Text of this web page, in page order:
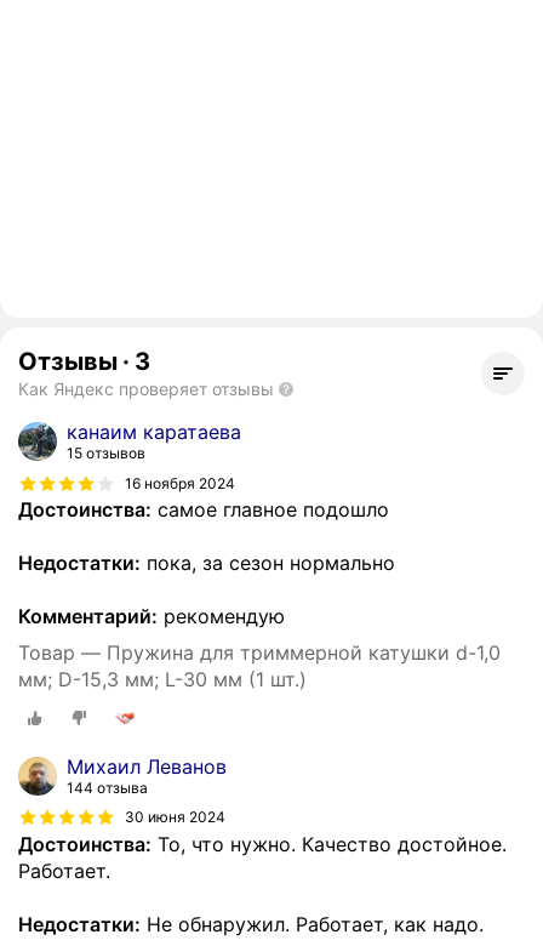
Отзывы · 3
Как Яндекс проверяет отзывы
канаим каратаева
15 отзывов
16 ноября 2024
Достоинства: самое главное подошло
Недостатки: пока, за сезон нормально
Комментарий: рекомендую
Товар — Пружина для триммерной катушки d-1,0
мм; D-15,3 мм; L-30 мм (1 шт.)
Михаил Леванов
144 отзыва
30 июня 2024
Достоинства: То, что нужно. Качество достойное.
Работает.
Недостатки: Не обнаружил. Работает, как надо.